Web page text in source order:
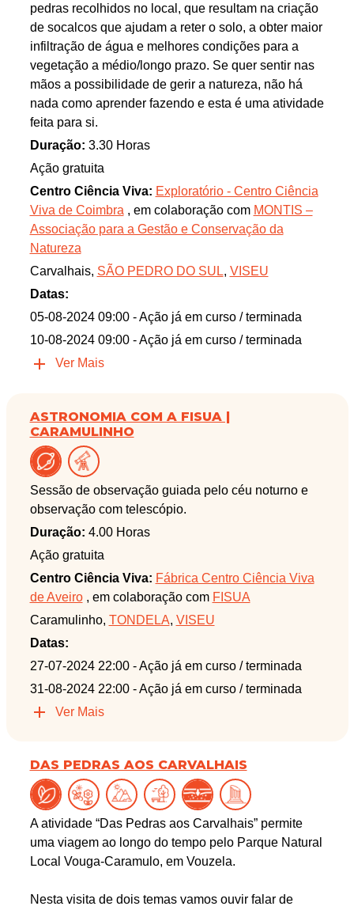
pedras recolhidos no local, que resultam na criação
de socalcos que ajudam a reter o solo, a obter maior
infiltração de água e melhores condições para a
vegetação a médio/longo prazo. Se quer sentir nas
mãos a possibilidade de gerir a natureza, não há
nada como aprender fazendo e esta é uma atividade
feita para si.
Duração: 3.30 Horas
Ação gratuita
Centro Ciência Viva: Exploratório - Centro Ciência
Viva de Coimbra , em colaboração com MONTIS –
Associação para a Gestão e Conservação da
Natureza
Carvalhais, SÃO PEDRO DO SUL, VISEU
Datas:
05-08-2024 09:00 - Ação já em curso / terminada
10-08-2024 09:00 - Ação já em curso / terminada
Ver Mais
ASTRONOMIA COM A FISUA |
CARAMULINHO
Sessão de observação guiada pelo céu noturno e
observação com telescópio.
Duração: 4.00 Horas
Ação gratuita
Centro Ciência Viva: Fábrica Centro Ciência Viva
de Aveiro, em colaboração com FISUA
Caramulinho, TONDELA, VISEU
Datas:
27-07-2024 22:00 - Ação já em curso / terminada
31-08-2024 22:00 - Ação já em curso / terminada
Ver Mais
DAS PEDRAS AOS CARVALHAIS
A atividade “Das Pedras aos Carvalhais” permite
uma viagem ao longo do tempo pelo Parque Natural
Local Vouga-Caramulo, em Vouzela.
Nesta visita de dois temas vamos ouvir falar de